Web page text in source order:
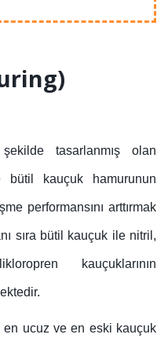
tasarlanmış olan
bütil kauçuk hamurunun
performansını arttırmak
sıra bütil kauçuk ile nitril,
kauçuklarının
en ucuz ve en eski kauçuk